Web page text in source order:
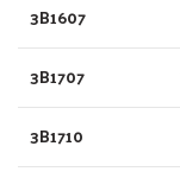
3B1607
3B1707
3B1710